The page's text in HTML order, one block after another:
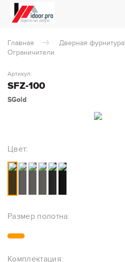
Главная
Дверная фурнитура
Ограничители
SFZ-100
Артикул:
SGold
Цвет:
Размер полотна:
Комплектация: